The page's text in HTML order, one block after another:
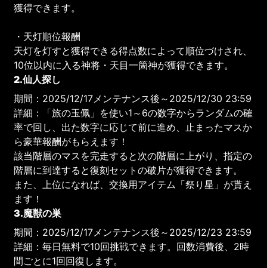
獲得できます。
・天灯順位報酬
天灯を灯すと獲得できる得点数によって順位づけされ、
10位以内に入る神将・天目一箇神が獲得できます。
2.仙人探し
期間：2025/12/17メンテナンス後～2025/12/30 23:59
詳細：「旅の玉佩」を使い1～6の数字からランダムの確
率で回し、出た数字に応じて前に進め、止まったマスか
ら豪華報酬がもらえます！
該当階層のマスを完走すると次の階層に上がり、指定の
階層に到達すると復刻セットの破片が獲得できます。
また、上位になれば、交換用アイテム「祭り星」が貰え
ます！
3.魔獣の巣
期間：2025/12/17メンテナンス後～2025/12/23 23:59
詳細：毎日無料で10回挑戦できます。回数消費後、2時
間ごとに1回回復します。